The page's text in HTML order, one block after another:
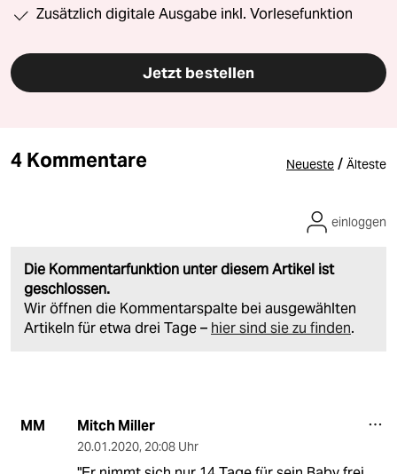
Zusätzlich digitale Ausgabe inkl. Vorlesefunktion
Jetzt bestellen
4 Kommentare Neueste / Älteste
Die Kommentarfunktion unter diesem Artikel ist
geschlossen.
Wir öffnen die Kommentarspalte bei ausgewählten
Artikeln für etwa drei Tage – hier sind sie zu finden.
einloggen
MM Mitch Miller
20.01.2020, 20:08 Uhr